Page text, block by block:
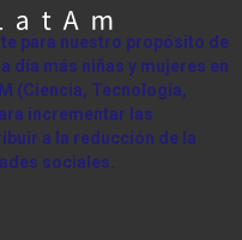
para nuestro propósito de
día más niñas y mujeres en
(Ciencia, Tecnología,
incrementar las
a la reducción de la
sociales.